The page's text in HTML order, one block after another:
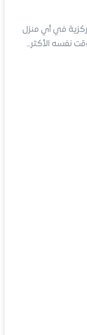
في أي منزل
نفسه الأكثر…